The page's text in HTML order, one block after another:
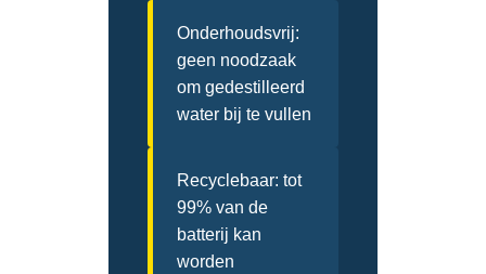
Onderhoudsvrij:
geen noodzaak
om gedestilleerd
water bij te vullen
Recyclebaar: tot
99% van de
batterij kan
worden